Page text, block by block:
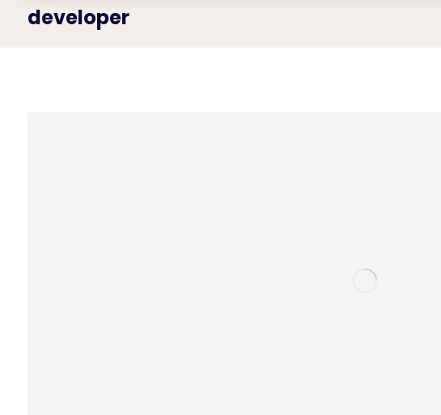
developer